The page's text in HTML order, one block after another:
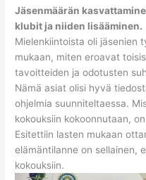
Jäsenmäärän
klubit ja niiden lisääminen.
Mielenkiintoista oli jäsenien
mukaan, miten eroavat
tavoitteiden ja odotusten
Nämä asiat olisi hyvä
ohjelmia suunniteltaessa.
kokouksiin kokoonnutaan,
Esitettiin lasten mukaan
elämäntilanne on sellainen,
kokouksiin.